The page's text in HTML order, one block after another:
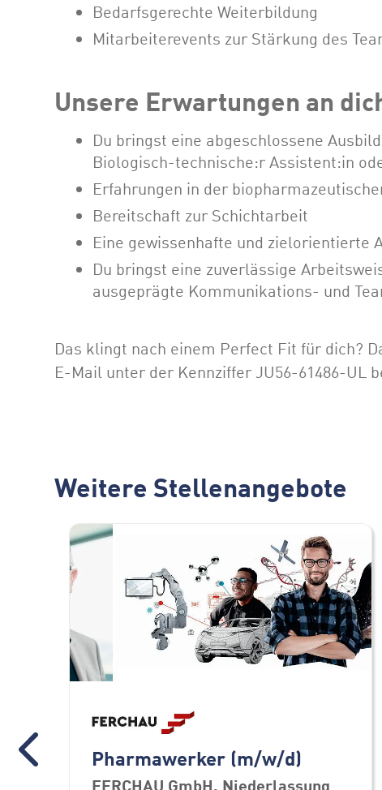
Bedarfsgerechte Weiterbildung
Mitarbeiterevents zur Stärkung des
Unsere Erwartungen an
Du bringst eine abgeschlossene
Biologisch-technische:r Assistent:in
Erfahrungen in der
Bereitschaft zur Schichtarbeit
Eine gewissenhafte und zielorientierte
Du bringst eine zuverlässige
ausgeprägte Kommunikations- und
Das klingt nach einem Perfect Fit für dich?
E-Mail unter der Kennziffer JU56-61486-UL
Weitere Stellenangebote
Pharmawerker (m/w/d)
FERCHAU GmbH, Niederlassung